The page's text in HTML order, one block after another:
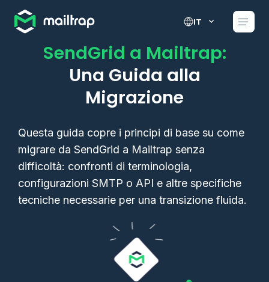
IT
SendGrid a Mailtrap:
Una Guida alla
Migrazione
Questa guida copre i principi di base su come
migrare da SendGrid a Mailtrap senza
difficoltà: confronti di terminologia,
configurazioni SMTP o API e altre specifiche
tecniche necessarie per una transizione fluida.